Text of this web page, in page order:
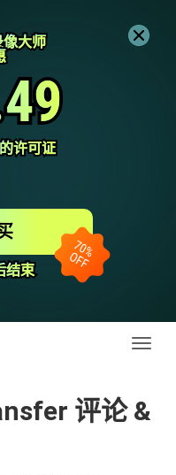
像大师
像大师
许可证
许可证
结束
结束
评论 &